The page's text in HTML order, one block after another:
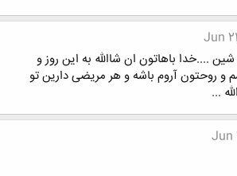
Jun
....خدا باهاتون ان شاالله به این روز و
و روحتون آروم باشه و هر مریضی دارین تو
...
Jun